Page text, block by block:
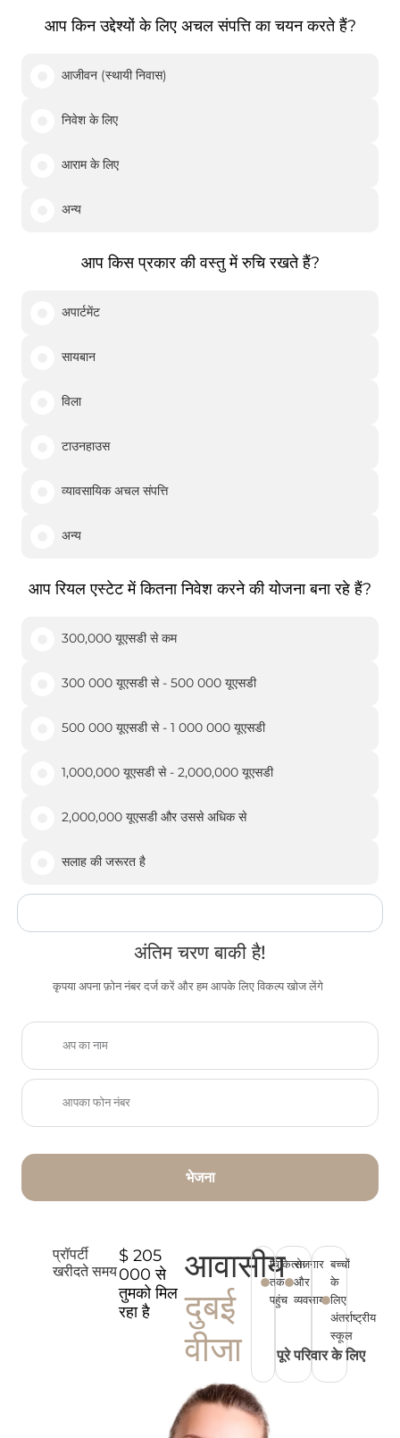
आप किन उद्देश्यों के लिए अचल संपत्ति का चयन करते हैं?
आजीवन (स्थायी निवास)
निवेश के लिए
आराम के लिए
अन्य
आप किस प्रकार की वस्तु में रुचि रखते हैं?
अपार्टमेंट
सायबान
विला
टाउनहाउस
व्यावसायिक अचल संपत्ति
अन्य
आप रियल एस्टेट में कितना निवेश करने की योजना बना रहे हैं?
300,000 यूएसडी से कम
300 000 यूएसडी से - 500 000 यूएसडी
500 000 यूएसडी से - 1 000 000 यूएसडी
1,000,000 यूएसडी से - 2,000,000 यूएसडी
2,000,000 यूएसडी और उससे अधिक से
सलाह की जरूरत है
अंतिम चरण बाकी है!
कृपया अपना फ़ोन नंबर दर्ज करें और हम आपके लिए विकल्प खोज लेंगे
भेजना
प्रॉपर्टी
खरीदते समय
$ 205
000 से
तुमको मिल
रहा है
आवासीय
दुबई
वीजा
पूरे परिवार के लिए
चिकित्सा
तक
पहुंच
रोजगार
और
व्यवसाय
बच्चों
के
लिए
अंतर्राष्ट्रीय
स्कूल